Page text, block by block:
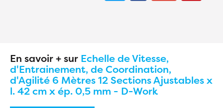
En savoir + sur Echelle de Vitesse,
d'Entrainement, de Coordination,
d'Agilité 6 Mètres 12 Sections Ajustables x
l. 42 cm x ép. 0,5 mm - D-Work